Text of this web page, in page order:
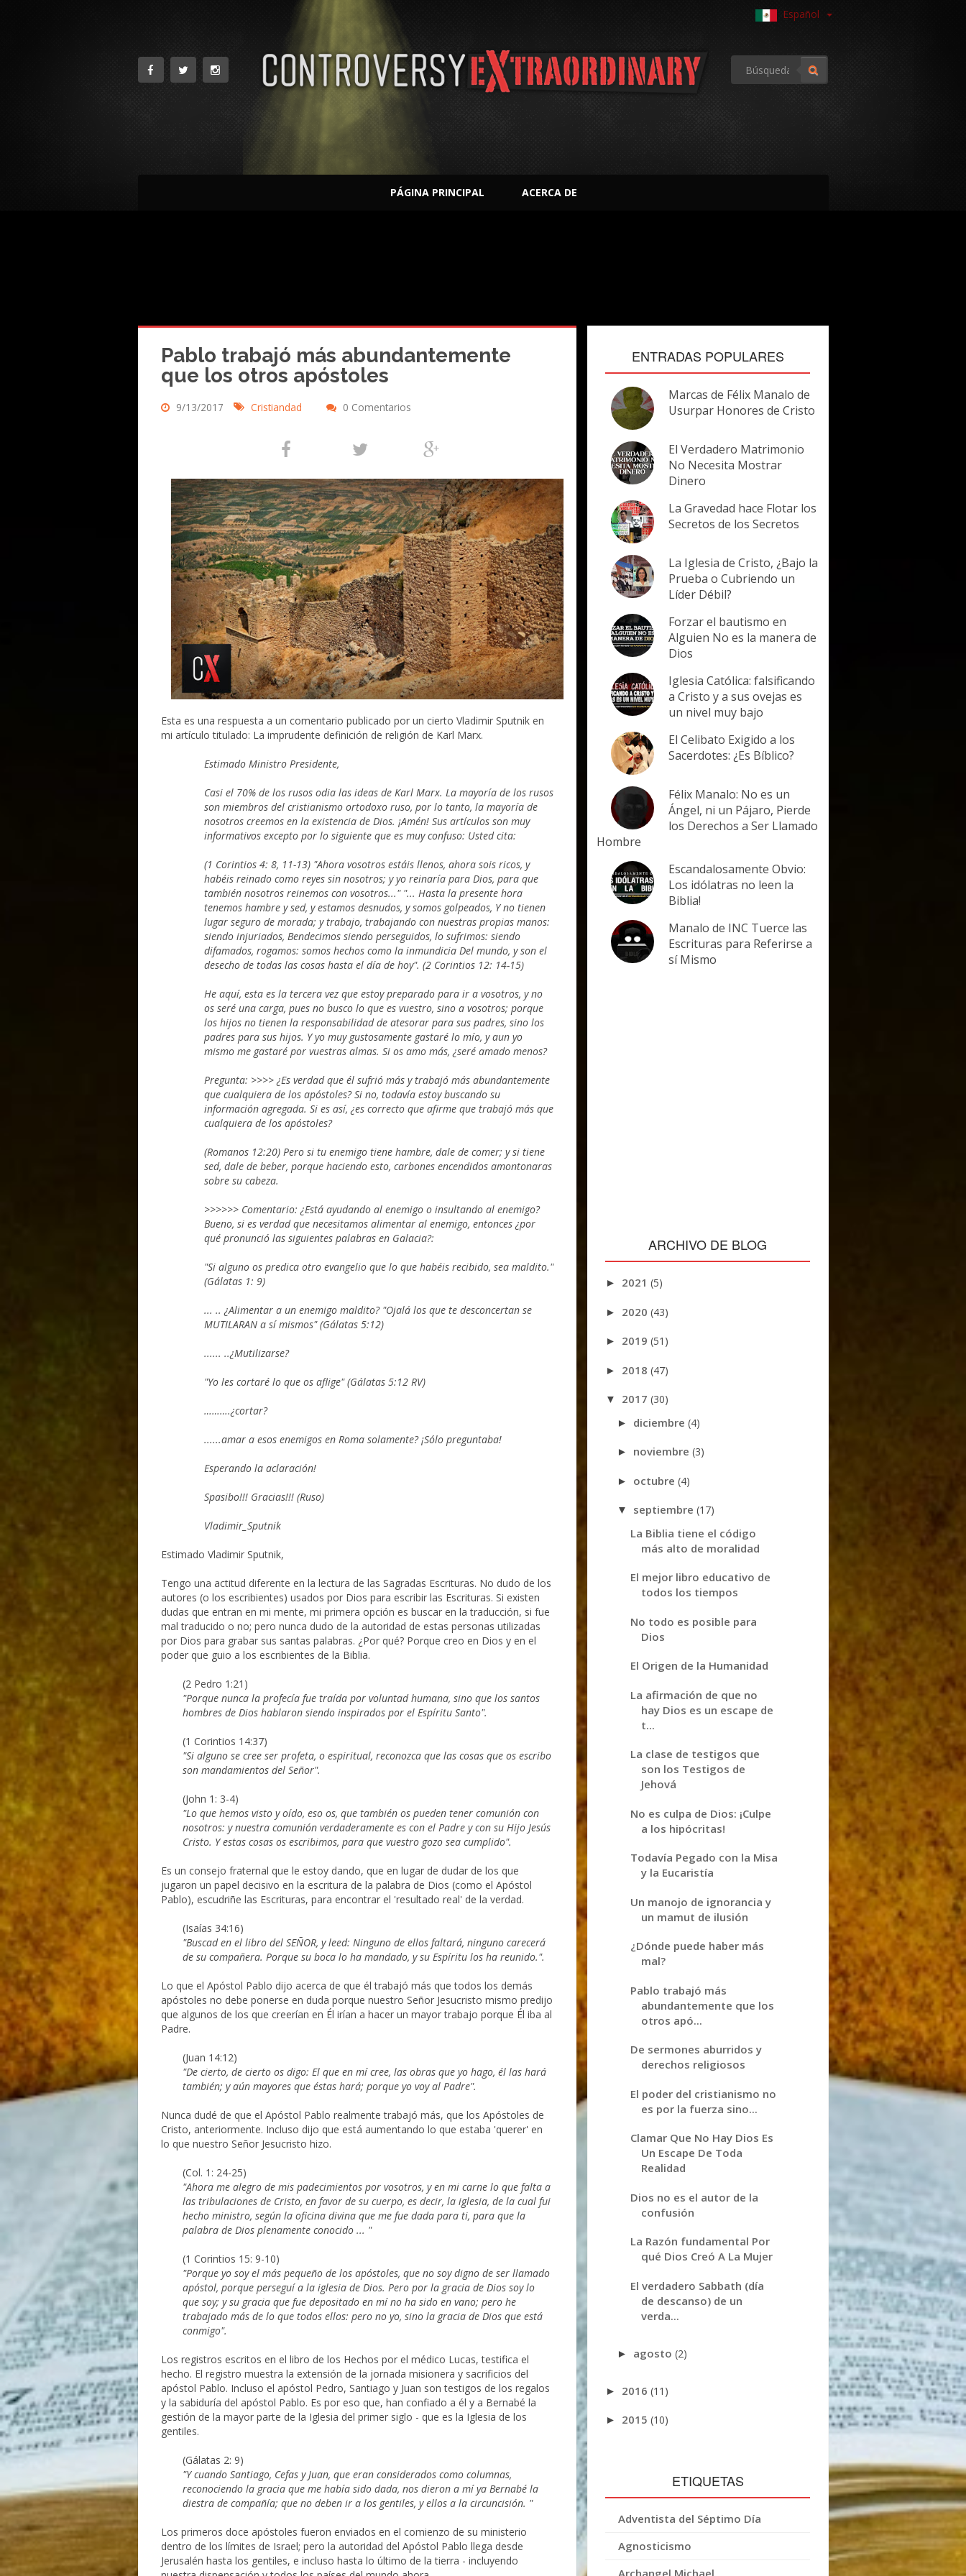
Español
PÁGINA PRINCIPAL ACERCA DE
Pablo trabajó más abundantemente
que los otros apóstoles
9/13/2017 Cristiandad 0 Comentarios
Esta es una respuesta a un comentario publicado por un cierto Vladimir Sputnik en
mi artículo titulado: La imprudente definición de religión de Karl Marx.
Estimado Ministro Presidente,
Casi el 70% de los rusos odia las ideas de Karl Marx. La mayoría de los rusos
son miembros del cristianismo ortodoxo ruso, por lo tanto, la mayoría de
nosotros creemos en la existencia de Dios. ¡Amén! Sus artículos son muy
informativos excepto por lo siguiente que es muy confuso: Usted cita:
(1 Corintios 4: 8, 11-13) "Ahora vosotros estáis llenos, ahora sois ricos, y
habéis reinado como reyes sin nosotros; y yo reinaría para Dios, para que
también nosotros reinemos con vosotros..." "... Hasta la presente hora
tenemos hambre y sed, y estamos desnudos, y somos golpeados, Y no tienen
lugar seguro de morada; y trabajo, trabajando con nuestras propias manos:
siendo injuriados, Bendecimos siendo perseguidos, lo sufrimos: siendo
difamados, rogamos: somos hechos como la inmundicia Del mundo, y son el
desecho de todas las cosas hasta el día de hoy". (2 Corintios 12: 14-15)
He aquí, esta es la tercera vez que estoy preparado para ir a vosotros, y no
os seré una carga, pues no busco lo que es vuestro, sino a vosotros; porque
los hijos no tienen la responsabilidad de atesorar para sus padres, sino los
padres para sus hijos. Y yo muy gustosamente gastaré lo mío, y aun yo
mismo me gastaré por vuestras almas. Si os amo más, ¿seré amado menos?
Pregunta: >>>> ¿Es verdad que él sufrió más y trabajó más abundantemente
que cualquiera de los apóstoles? Si no, todavía estoy buscando su
información agregada. Si es así, ¿es correcto que afirme que trabajó más que
cualquiera de los apóstoles?
(Romanos 12:20) Pero si tu enemigo tiene hambre, dale de comer; y si tiene
sed, dale de beber, porque haciendo esto, carbones encendidos amontonaras
sobre su cabeza.
>>>>>> Comentario: ¿Está ayudando al enemigo o insultando al enemigo?
Bueno, si es verdad que necesitamos alimentar al enemigo, entonces ¿por
qué pronunció las siguientes palabras en Galacia?:
"Si alguno os predica otro evangelio que lo que habéis recibido, sea maldito."
(Gálatas 1: 9)
... .. ¿Alimentar a un enemigo maldito? "Ojalá los que te desconcertan se
MUTILARAN a sí mismos" (Gálatas 5:12)
...... ..¿Mutilizarse?
"Yo les cortaré lo que os aflige" (Gálatas 5:12 RV)
……….¿cortar?
......amar a esos enemigos en Roma solamente? ¡Sólo preguntaba!
Esperando la aclaración!
Spasibo!!! Gracias!!! (Ruso)
Vladimir_Sputnik
Estimado Vladimir Sputnik,
Tengo una actitud diferente en la lectura de las Sagradas Escrituras. No dudo de los
autores (o los escribientes) usados ​​por Dios para escribir las Escrituras. Si existen
dudas que entran en mi mente, mi primera opción es buscar en la traducción, si fue
mal traducido o no; pero nunca dudo de la autoridad de estas personas utilizadas
por Dios para grabar sus santas palabras. ¿Por qué? Porque creo en Dios y en el
poder que guio a los escribientes de la Biblia.
(2 Pedro 1:21)
"Porque nunca la profecía fue traída por voluntad humana, sino que los santos
hombres de Dios hablaron siendo inspirados por el Espíritu Santo".
(1 Corintios 14:37)
"Si alguno se cree ser profeta, o espiritual, reconozca que las cosas que os escribo
son mandamientos del Señor".
(John 1: 3-4)
"Lo que hemos visto y oído, eso os, que también os pueden tener comunión con
nosotros: y nuestra comunión verdaderamente es con el Padre y con su Hijo Jesús
Cristo. Y estas cosas os escribimos, para que vuestro gozo sea cumplido".
Es un consejo fraternal que le estoy dando, que en lugar de dudar de los que
jugaron un papel decisivo en la escritura de la palabra de Dios (como el Apóstol
Pablo), escudriñe las Escrituras, para encontrar el 'resultado real' de la verdad.
(Isaías 34:16)
"Buscad en el libro del SEÑOR, y leed: Ninguno de ellos faltará, ninguno carecerá
de su compañera. Porque su boca lo ha mandado, y su Espíritu los ha reunido.".
Lo que el Apóstol Pablo dijo acerca de que él trabajó más que todos los demás
apóstoles no debe ponerse en duda porque nuestro Señor Jesucristo mismo predijo
que algunos de los que creerían en Él irían a hacer un mayor trabajo porque Él iba al
Padre.
(Juan 14:12)
"De cierto, de cierto os digo: El que en mí cree, las obras que yo hago, él las hará
también; y aún mayores que éstas hará; porque yo voy al Padre".
Nunca dudé de que el Apóstol Pablo realmente trabajó más, que los Apóstoles de
Cristo, anteriormente. Incluso dijo que está aumentando lo que estaba 'querer' en
lo que nuestro Señor Jesucristo hizo.
(Col. 1: 24-25)
"Ahora me alegro de mis padecimientos por vosotros, y en mi carne lo que falta a
las tribulaciones de Cristo, en favor de su cuerpo, es decir, la iglesia, de la cual fui
hecho ministro, según la oficina divina que me fue dada para ti, para que la
palabra de Dios plenamente conocido ... "
(1 Corintios 15: 9-10)
"Porque yo soy el más pequeño de los apóstoles, que no soy digno de ser llamado
apóstol, porque perseguí a la iglesia de Dios. Pero por la gracia de Dios soy lo
que soy; y su gracia que fue depositado en mí no ha sido en vano; pero he
trabajado más de lo que todos ellos: pero no yo, sino la gracia de Dios que está
conmigo".
Los registros escritos en el libro de los Hechos por el médico Lucas, testifica el
hecho. El registro muestra la extensión de la jornada misionera y sacrificios del
apóstol Pablo. Incluso el apóstol Pedro, Santiago y Juan son testigos de los regalos
y la sabiduría del apóstol Pablo. Es por eso que, han confiado a él y a Bernabé la
gestión de la mayor parte de la Iglesia del primer siglo - que es la Iglesia de los
gentiles.
(Gálatas 2: 9)
"Y cuando Santiago, Cefas y Juan, que eran considerados como columnas,
reconociendo la gracia que me había sido dada, nos dieron a mí ya Bernabé la
diestra de compañía; que no deben ir a los gentiles, y ellos a la circuncisión. "
Los primeros doce apóstoles fueron enviados en el comienzo de su ministerio
dentro de los límites de Israel; pero la autoridad del Apóstol Pablo llega desde
Jerusalén hasta los gentiles, e incluso hasta lo último de la tierra - incluyendo
ENTRADAS POPULARES
Marcas de Félix Manalo de
Usurpar Honores de Cristo
El Verdadero Matrimonio
No Necesita Mostrar
Dinero
La Gravedad hace Flotar los
Secretos de los Secretos
La Iglesia de Cristo, ¿Bajo la
Prueba o Cubriendo un
Líder Débil?
Forzar el bautismo en
Alguien No es la manera de
Dios
Iglesia Católica: falsificando
a Cristo y a sus ovejas es
un nivel muy bajo
El Celibato Exigido a los
Sacerdotes: ¿Es Bíblico?
Félix Manalo: No es un
Ángel, ni un Pájaro, Pierde
los Derechos a Ser Llamado
Hombre
Escandalosamente Obvio:
Los idólatras no leen la
Biblia!
Manalo de INC Tuerce las
Escrituras para Referirse a
sí Mismo
ARCHIVO DE BLOG
► 2021 (5)
► 2020 (43)
► 2019 (51)
► 2018 (47)
▼ 2017 (30)
► diciembre(4)
► noviembre(3)
► octubre(4)
▼ septiembre(17)
La Biblia tiene el código
más alto de moralidad
El mejor libro educativo de
todos los tiempos
No todo es posible para
Dios
El Origen de la Humanidad
La afirmación de que no
hay Dios es un escape de
t...
La clase de testigos que
son los Testigos de
Jehová
No es culpa de Dios: ¡Culpe
a los hipócritas!
Todavía Pegado con la Misa
y la Eucaristía
Un manojo de ignorancia y
un mamut de ilusión
¿Dónde puede haber más
mal?
Pablo trabajó más
abundantemente que los
otros apó...
De sermones aburridos y
derechos religiosos
El poder del cristianismo no
es por la fuerza sino...
Clamar Que No Hay Dios Es
Un Escape De Toda
Realidad
Dios no es el autor de la
confusión
La Razón fundamental Por
qué Dios Creó A La Mujer
El verdadero Sabbath (día
de descanso) de un
verda...
► agosto(2)
► 2016 (11)
► 2015 (10)
ETIQUETAS
Adventista del Séptimo Día
Agnosticismo
Archangel Michael